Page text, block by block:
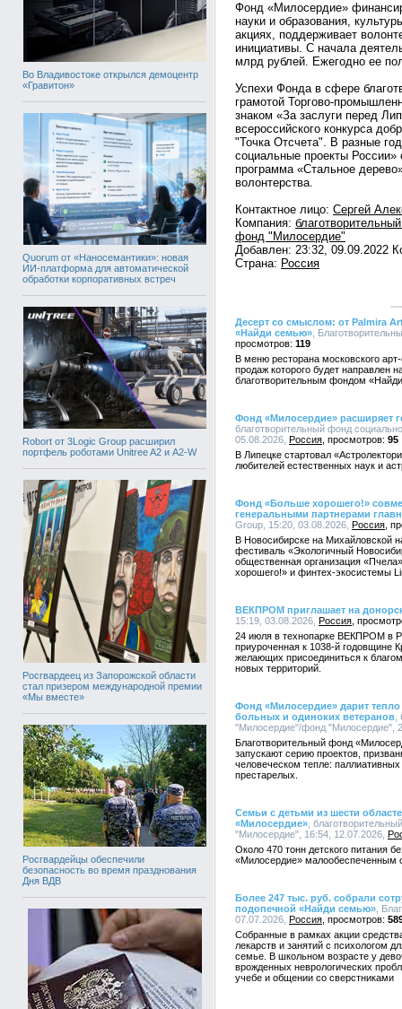
Во Владивостоке открылся демоцентр
«Гравитон»
Quorum от «Наносемантики»: новая
ИИ-платформа для автоматической
обработки корпоративных встреч
Robort от 3Logic Group расширил
портфель роботами Unitree A2 и A2-W
Росгвардеец из Запорожской области
стал призером международной премии
«Мы вместе»
Росгвардейцы обеспечили
безопасность во время празднования
Дня ВДВ
Фонд «Милосердие»
науки и образования,
акциях, поддерживает
инициативы. С начала
млрд рублей. Ежегодно ее
Успехи Фонда в сфере
грамотой Торгово-
знаком «За заслуги перед
всероссийского конкурса
"Точка Отсчета". В разные
социальные проекты России»
программа «Стальное
волонтерства.
Контактное лицо: Сергей
Компания:
фонд "Милосердие"
Добавлен: 23:32, 09.09.2022
Страна: Россия
Десерт со смыслом: от Palmira
«Найди семью» ,
119
В меню ресторана московского
продаж которого будет направлен
благотворительным фондом
Фонд «Милосердие» расширяет
благотворительный фонд
05.08.2026, Россия
95
В Липецке стартовал
любителей естественных наук и
Фонд «Больше хорошего!»
генеральными партнерами
Group, 15:20, 03.08.2026, Россия
В Новосибирске на Михайловской
фестиваль «Экологичный
общественная организация
хорошего!» и финтех-экосистемы
ВЕКПРОМ приглашает на
15:19, 03.08.2026, Россия
24 июля в технопарке ВЕКПРОМ в
приуроченная к 1038-й годовщине
желающих присоединиться к
новых территорий.
Фонд «Милосердие» дарит
больных и одиноких ветеранов
"Милосердие"/фонд "Милосердие",
Благотворительный фонд
запускают серию проектов,
человеческом тепле:
престарелых.
Семьи с детьми из шести
«Милосердие» ,
"Милосердие", 16:54, 12.07.2026,
Около 470 тонн детского питания
«Милосердие» малообеспеченным
Более 247 тыс. руб. собрали
подопечной «Найди семью» ,
07.07.2026, Россия
Собранные в рамках акции
лекарств и занятий с психологом
семье. В школьном возрасте у
врожденных неврологических
учебе и общении со сверстниками